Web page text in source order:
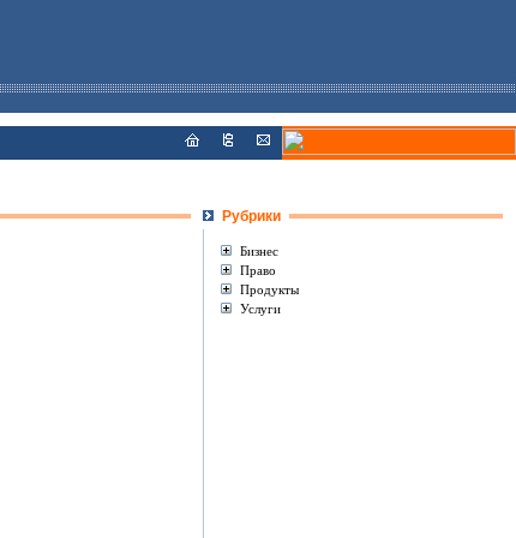
Рубрики
Бизнес
Право
Продукты
Услуги